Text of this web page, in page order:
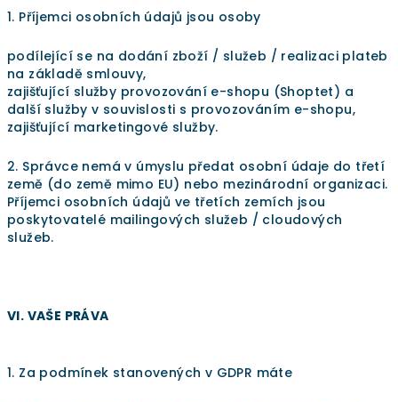
1. Příjemci osobních údajů jsou osoby
podílející se na dodání zboží / služeb / realizaci plateb
na základě smlouvy,
zajišťující služby provozování e-shopu (Shoptet) a
další služby v souvislosti s provozováním e-shopu,
zajišťující marketingové služby.
2. Správce nemá v úmyslu předat osobní údaje do třetí
země (do země mimo EU) nebo mezinárodní organizaci.
Příjemci osobních údajů ve třetích zemích jsou
poskytovatelé mailingových služeb / cloudových
služeb.
VI. VAŠE PRÁVA
1. Za podmínek stanovených v GDPR máte